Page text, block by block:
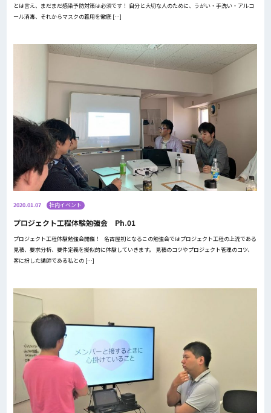
とは言え、まだまだ感染予防対策は必須です！ 自分と大切な人のために、うがい・手洗い・アルコ
ール消毒、それからマスクの着用を徹底 […]
2020.01.07 社内イベント
プロジェクト工程体験勉強会 Ph.01
プロジェクト工程体験勉強会開催！ 名古屋初となるこの勉強会ではプロジェクト工程の上流である
見積、要求分析、要件定義を擬似的に体験していきます。 見積のコツやプロジェクト管理のコツ、
客に扮した講師である私との […]